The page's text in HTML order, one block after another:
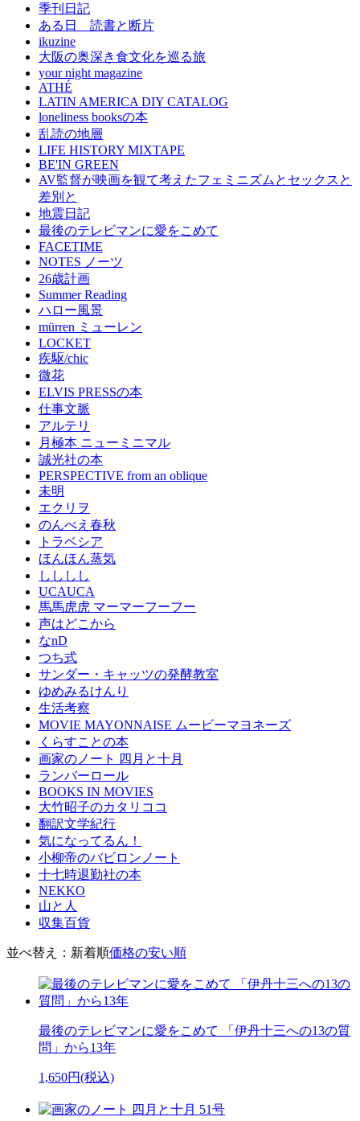
季刊日記
ある日 読書と断片
ikuzine
大阪の奥深き食文化を巡る旅
your night magazine
ATHÉ
LATIN AMERICA DIY CATALOG
loneliness booksの本
乱読の地層
LIFE HISTORY MIXTAPE
BE'IN GREEN
AV監督が映画を観て考えたフェミニズムとセックスと
差別と
地震日記
最後のテレビマンに愛をこめて
FACETIME
NOTES ノーツ
26歳計画
Summer Reading
ハロー風景
mürren ミューレン
LOCKET
疾駆/chic
微花
ELVIS PRESSの本
仕事文脈
アルテリ
月極本 ニューミニマル
誠光社の本
PERSPECTIVE from an oblique
未明
エクリヲ
のんべえ春秋
トラベシア
ほんほん蒸気
しししし
UCAUCA
馬馬虎虎 マーマーフーフー
声はどこから
なnD
つち式
サンダー・キャッツの発酵教室
ゆめみるけんり
生活考察
MOVIE MAYONNAISE ムービーマヨネーズ
くらすことの本
画家のノート 四月と十月
ランバーロール
BOOKS IN MOVIES
大竹昭子のカタリココ
翻訳文学紀行
気になってるん！
小柳帝のバビロンノート
十七時退勤社の本
NEKKO
山と人
収集百貨
並べ替え： 新着順価格の安い順
最後のテレビマンに愛をこめて 「伊丹十三への13の質
問」から13年
1,650円(税込)